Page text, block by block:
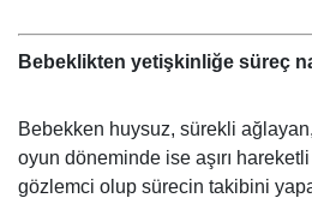
Bebeklikten yetişkinliğe süreç
Bebekken huysuz, sürekli
oyun döneminde ise aşırı
gözlemci olup sürecin takibini